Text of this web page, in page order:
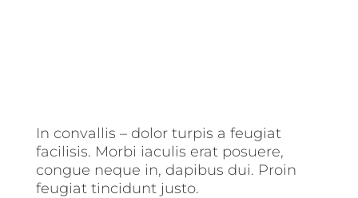
In convallis – dolor turpis a feugiat
facilisis. Morbi iaculis erat posuere,
congue neque in, dapibus dui. Proin
feugiat tincidunt justo.